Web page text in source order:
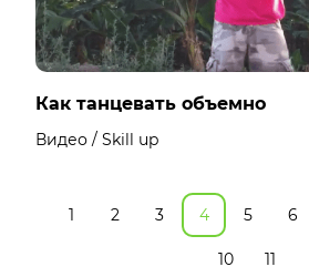
Как танцевать объемно
Видео / Skill up
1 2 3 4 5 6
10 11